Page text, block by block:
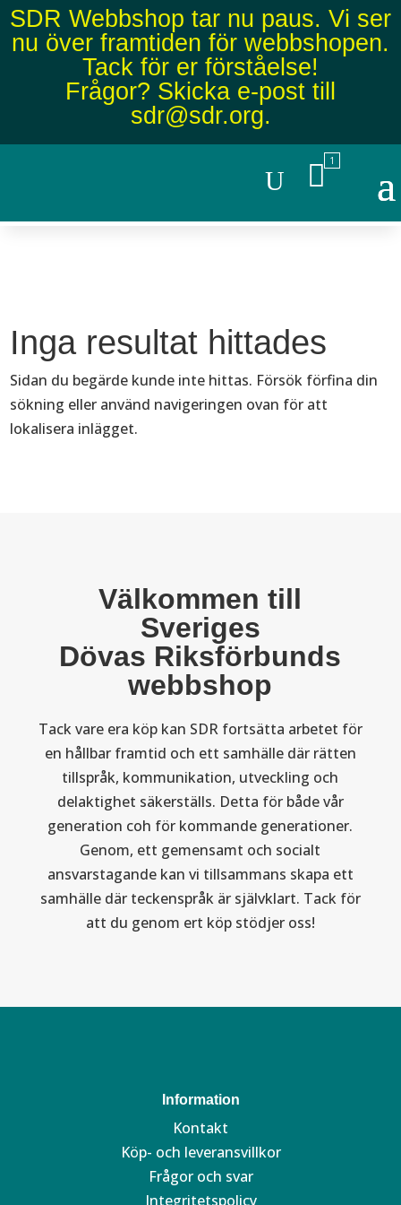
SDR Webbshop tar nu paus. Vi ser
nu över framtiden för webbshopen.
Tack för er förståelse!
Frågor? Skicka e-post till
sdr@sdr.org.
U
Inga resultat hittades
Sidan du begärde kunde inte hittas. Försök förfina din
sökning eller använd navigeringen ovan för att
lokalisera inlägget.
Välkommen till
Sveriges
Dövas Riksförbunds
webbshop
Tack vare era köp kan SDR fortsätta arbetet för
en hållbar framtid och ett samhälle där rätten
tillspråk, kommunikation, utveckling och
delaktighet säkerställs. Detta för både vår
generation coh för kommande generationer.
Genom, ett gemensamt och socialt
ansvarstagande kan vi tillsammans skapa ett
samhälle där teckenspråk är självklart. Tack för
att du genom ert köp stödjer oss!
Information
Kontakt
Köp- och leveransvillkor
Frågor och svar
Integritetspolicy